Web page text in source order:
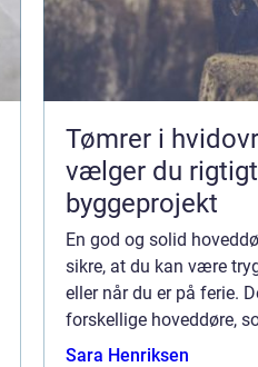
Tømrer i hvidovre
vælger du
byggeprojekt
En god og solid
sikre, at du kan være
eller når du er på ferie.
forskellige hoveddøre,
din bolig. Her er
Sara Henriksen